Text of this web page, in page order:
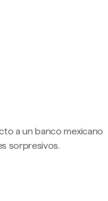
a un banco mexicano
sorpresivos.